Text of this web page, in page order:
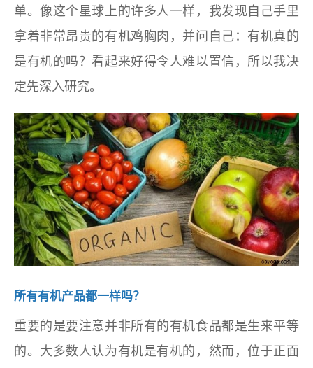
单。像这个星球上的许多人一样，我发现自己手里
拿着非常昂贵的有机鸡胸肉，并问自己：有机真的
是有机的吗？看起来好得令人难以置信，所以我决
定先深入研究。
所有有机产品都一样吗？
重要的是要注意并非所有的有机食品都是生来平等
的。大多数人认为有机是有机的，然而，位于正面